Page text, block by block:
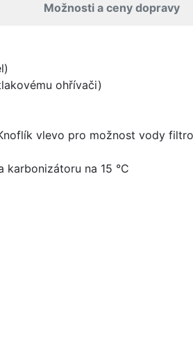
Možnosti a ceny dopravy
ohřívači)
vlevo pro možnost vody
na 15 °C